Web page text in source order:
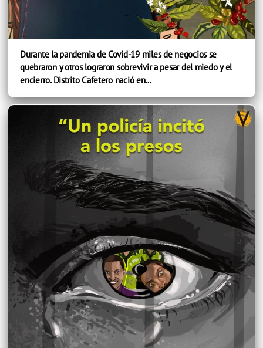
Durante la pandemia de Covid-19 miles de negocios se
quebraron y otros lograron sobrevivir a pesar del miedo y el
encierro. Distrito Cafetero nació en...